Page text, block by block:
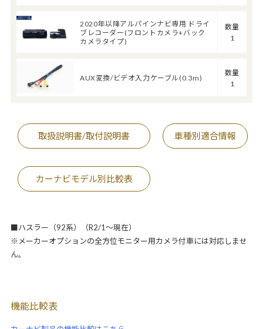
2020年以降アルパインナビ専用 ドライ
ブレコーダー(フロントカメラ+バック
カメラタイプ)
数量
1
AUX変換/ビデオ入力ケーブル(0.3m)
数量
1
取扱説明書/取付説明書 車種別適合情報
カーナビモデル別比較表
■ハスラー（92系）（R2/1～現在）
※メーカーオプションの全方位モニター用カメラ付車には対応しませ
ん。
機能比較表